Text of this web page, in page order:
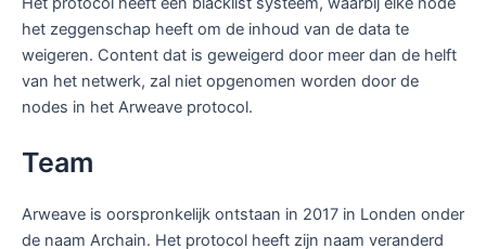
het zeggenschap heeft om de inhoud van de data te
weigeren. Content dat is geweigerd door meer dan de helft
van het netwerk, zal niet opgenomen worden door de
nodes in het Arweave protocol.
Team
Arweave is oorspronkelijk ontstaan in 2017 in Londen onder
de naam Archain. Het protocol heeft zijn naam veranderd